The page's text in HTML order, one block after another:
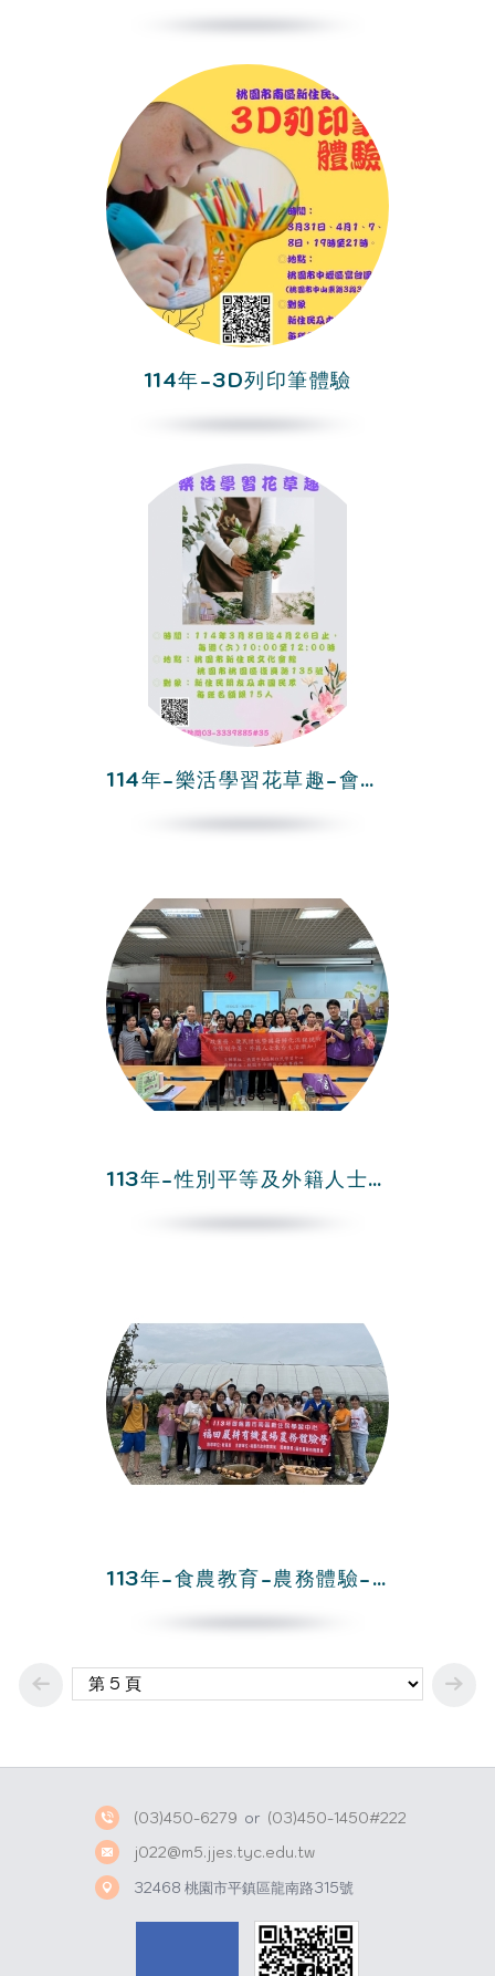
114年-3D列印筆體驗
114年-樂活學習花草趣-會館班
113年-性別平等及外籍人士在台生活須知
113年-食農教育-農務體驗-第2期
(03)450-6279 or (03)450-1450#222
j022@m5.jjes.tyc.edu.tw
32468 桃園市平鎮區龍南路315號